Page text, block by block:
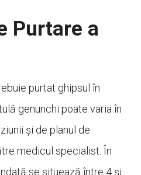
Purtare a
purtat ghipsul în
genunchi poate varia în
și de planul de
medicul specialist. În
se situează între 4 și